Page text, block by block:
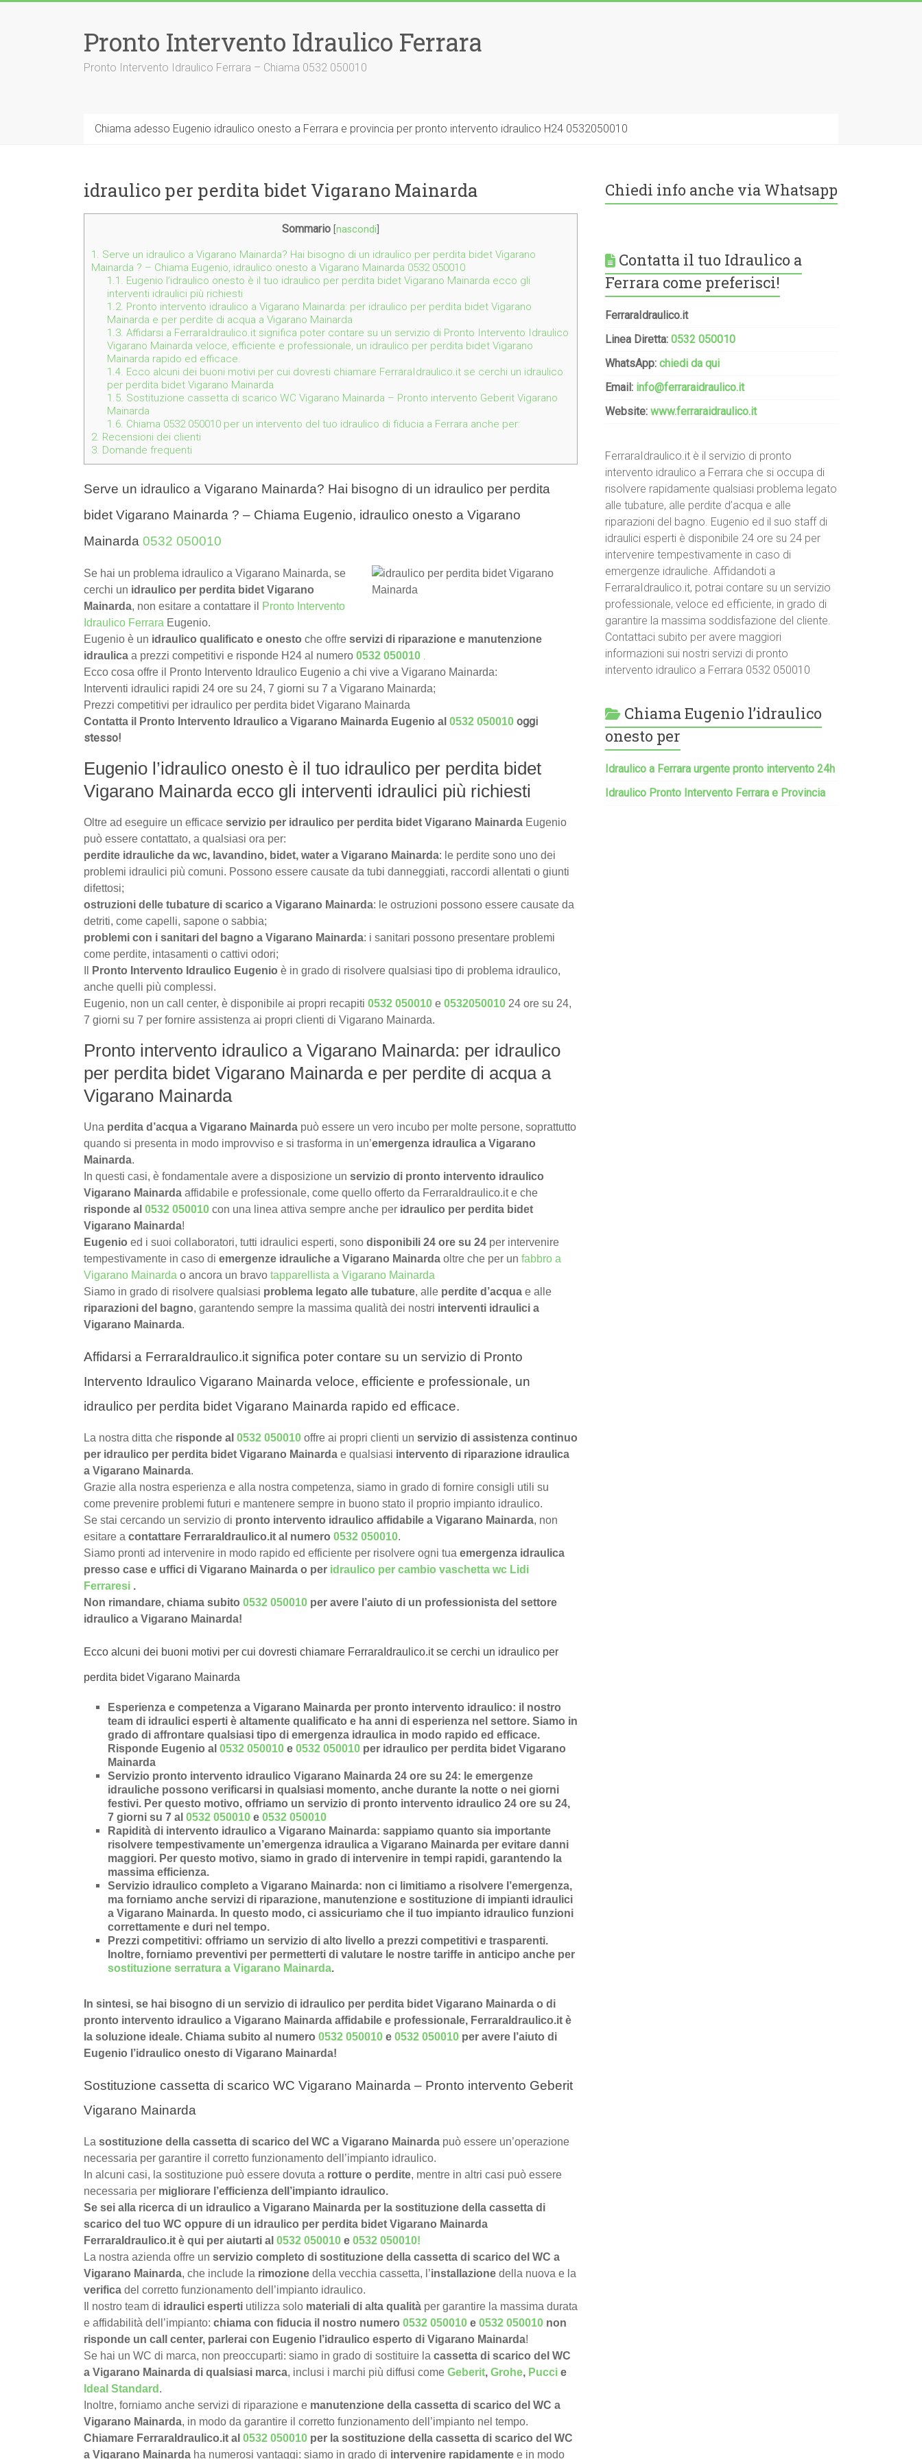
Pronto Intervento Idraulico Ferrara
Pronto Intervento Idraulico Ferrara – Chiama 0532 050010
Chiama adesso Eugenio idraulico onesto a Ferrara e provincia per pronto intervento idraulico H24 0532050010
idraulico per perdita bidet Vigarano Mainarda
Sommario nascondi
1. Serve un idraulico a Vigarano Mainarda? Hai bisogno di un idraulico per perdita bidet Vigarano
Mainarda ? – Chiama Eugenio, idraulico onesto a Vigarano Mainarda 0532 050010
1.1. Eugenio l’idraulico onesto è il tuo idraulico per perdita bidet Vigarano Mainarda ecco gli
interventi idraulici più richiesti
1.2. Pronto intervento idraulico a Vigarano Mainarda: per idraulico per perdita bidet Vigarano
Mainarda e per perdite di acqua a Vigarano Mainarda
1.3. Affidarsi a FerraraIdraulico.it significa poter contare su un servizio di Pronto Intervento Idraulico
Vigarano Mainarda veloce, efficiente e professionale, un idraulico per perdita bidet Vigarano
Mainarda rapido ed efficace.
1.4. Ecco alcuni dei buoni motivi per cui dovresti chiamare FerraraIdraulico.it se cerchi un idraulico
per perdita bidet Vigarano Mainarda
1.5. Sostituzione cassetta di scarico WC Vigarano Mainarda – Pronto intervento Geberit Vigarano
Mainarda
1.6. Chiama 0532 050010 per un intervento del tuo idraulico di fiducia a Ferrara anche per:
2. Recensioni dei clienti
3. Domande frequenti
Serve un idraulico a Vigarano Mainarda? Hai bisogno di un idraulico per perdita
bidet Vigarano Mainarda ? – Chiama Eugenio, idraulico onesto a Vigarano
Mainarda 0532 050010
Se hai un problema idraulico a Vigarano Mainarda, se
cerchi un idraulico per perdita bidet Vigarano
Mainarda, non esitare a contattare il
Pronto Intervento
Idraulico Ferrara Eugenio.
Eugenio è un idraulico qualificato e onesto che offre servizi di riparazione e manutenzione
idraulica a prezzi competitivi e risponde H24 al numero 0532 050010 .
Ecco cosa offre il Pronto Intervento Idraulico Eugenio a chi vive a Vigarano Mainarda:
Interventi idraulici rapidi 24 ore su 24, 7 giorni su 7 a Vigarano Mainarda;
Prezzi competitivi per idraulico per perdita bidet Vigarano Mainarda
Contatta il Pronto Intervento Idraulico a Vigarano Mainarda Eugenio al 0532 050010 oggi
stesso!
Eugenio l’idraulico onesto è il tuo idraulico per perdita bidet
Vigarano Mainarda ecco gli interventi idraulici più richiesti
Oltre ad eseguire un efficace servizio per idraulico per perdita bidet Vigarano Mainarda Eugenio
può essere contattato, a qualsiasi ora per:
perdite idrauliche da wc, lavandino, bidet, water a Vigarano Mainarda: le perdite sono uno dei
problemi idraulici più comuni. Possono essere causate da tubi danneggiati, raccordi allentati o giunti
difettosi;
ostruzioni delle tubature di scarico a Vigarano Mainarda: le ostruzioni possono essere causate da
detriti, come capelli, sapone o sabbia;
problemi con i sanitari del bagno a Vigarano Mainarda: i sanitari possono presentare problemi
come perdite, intasamenti o cattivi odori;
Pronto Intervento Idraulico Eugenio è in grado di risolvere qualsiasi tipo di problema idraulico,
anche quelli più complessi.
Eugenio, non un call center, è disponibile ai propri recapiti 0532 050010 e 0532050010 24 ore su 24,
7 giorni su 7 per fornire assistenza ai propri clienti di Vigarano Mainarda.
Pronto intervento idraulico a Vigarano Mainarda: per idraulico
per perdita bidet Vigarano Mainarda e per perdite di acqua a
Vigarano Mainarda
Una perdita d’acqua a Vigarano Mainarda può essere un vero incubo per molte persone, soprattutto
quando si presenta in modo improvviso e si trasforma in un’emergenza idraulica a Vigarano
Mainarda.
In questi casi, è fondamentale avere a disposizione un servizio di pronto intervento idraulico
Vigarano Mainarda affidabile e professionale, come quello offerto da FerraraIdraulico.it e che
risponde al 0532 050010 con una linea attiva sempre anche per idraulico per perdita bidet
Vigarano Mainarda!
Eugenio ed i suoi collaboratori, tutti idraulici esperti, sono disponibili 24 ore su 24 per intervenire
tempestivamente in caso di emergenze idrauliche a Vigarano Mainarda oltre che per un fabbro a
Vigarano Mainarda o ancora un bravo tapparellista a Vigarano Mainarda
Siamo in grado di risolvere qualsiasi problema legato alle tubature, alle perdite d’acqua e alle
riparazioni del bagno, garantendo sempre la massima qualità dei nostri interventi idraulici a
Vigarano Mainarda.
Affidarsi a FerraraIdraulico.it significa poter contare su un servizio di Pronto
Intervento Idraulico Vigarano Mainarda veloce, efficiente e professionale, un
idraulico per perdita bidet Vigarano Mainarda rapido ed efficace.
La nostra ditta che risponde al 0532 050010 offre ai propri clienti un servizio di assistenza continuo
per idraulico per perdita bidet Vigarano Mainarda e qualsiasi intervento di riparazione idraulica
a Vigarano Mainarda.
Grazie alla nostra esperienza e alla nostra competenza, siamo in grado di fornire consigli utili su
come prevenire problemi futuri e mantenere sempre in buono stato il proprio impianto idraulico.
Se stai cercando un servizio di pronto intervento idraulico affidabile a Vigarano Mainarda, non
esitare a contattare FerraraIdraulico.it al numero 0532 050010.
Siamo pronti ad intervenire in modo rapido ed efficiente per risolvere ogni tua emergenza idraulica
presso case e uffici di Vigarano Mainarda o per idraulico per cambio vaschetta wc Lidi
Ferraresi .
Non rimandare, chiama subito 0532 050010 per avere l’aiuto di un professionista del settore
idraulico a Vigarano Mainarda!
Ecco alcuni dei buoni motivi per cui dovresti chiamare FerraraIdraulico.it se cerchi un idraulico per
perdita bidet Vigarano Mainarda
Esperienza e competenza a Vigarano Mainarda per pronto intervento idraulico: il nostro
team di idraulici esperti è altamente qualificato e ha anni di esperienza nel settore. Siamo in
grado di affrontare qualsiasi tipo di emergenza idraulica in modo rapido ed efficace.
Risponde Eugenio al 0532 050010 e 0532 050010 per idraulico per perdita bidet Vigarano
Mainarda
Servizio pronto intervento idraulico Vigarano Mainarda 24 ore su 24: le emergenze
idrauliche possono verificarsi in qualsiasi momento, anche durante la notte o nei giorni
festivi. Per questo motivo, offriamo un servizio di pronto intervento idraulico 24 ore su 24,
7 giorni su 7 al 0532 050010 e 0532 050010
Rapidità di intervento idraulico a Vigarano Mainarda: sappiamo quanto sia importante
risolvere tempestivamente un’emergenza idraulica a Vigarano Mainarda per evitare danni
maggiori. Per questo motivo, siamo in grado di intervenire in tempi rapidi, garantendo la
massima efficienza.
Servizio idraulico completo a Vigarano Mainarda: non ci limitiamo a risolvere l’emergenza,
ma forniamo anche servizi di riparazione, manutenzione e sostituzione di impianti idraulici
a Vigarano Mainarda. In questo modo, ci assicuriamo che il tuo impianto idraulico funzioni
correttamente e duri nel tempo.
Prezzi competitivi: offriamo un servizio di alto livello a prezzi competitivi e trasparenti.
Inoltre, forniamo preventivi per permetterti di valutare le nostre tariffe in anticipo anche per
sostituzione serratura a Vigarano Mainarda.
In sintesi, se hai bisogno di un servizio di idraulico per perdita bidet Vigarano Mainarda o di
pronto intervento idraulico a Vigarano Mainarda affidabile e professionale, FerraraIdraulico.it è
la soluzione ideale. Chiama subito al numero 0532 050010 e 0532 050010 per avere l’aiuto di
Eugenio l’idraulico onesto di Vigarano Mainarda!
Sostituzione cassetta di scarico WC Vigarano Mainarda – Pronto intervento Geberit
Vigarano Mainarda
La sostituzione della cassetta di scarico del WC a Vigarano Mainarda può essere un’operazione
necessaria per garantire il corretto funzionamento dell’impianto idraulico.
In alcuni casi, la sostituzione può essere dovuta a rotture o perdite, mentre in altri casi può essere
necessaria per migliorare l’efficienza dell’impianto idraulico.
Se sei alla ricerca di un idraulico a Vigarano Mainarda per la sostituzione della cassetta di
scarico del tuo WC oppure di un idraulico per perdita bidet Vigarano Mainarda
FerraraIdraulico.it è qui per aiutarti al 0532 050010 e 0532 050010!
La nostra azienda offre un servizio completo di sostituzione della cassetta di scarico del WC a
Vigarano Mainarda, che include la rimozione della vecchia cassetta, l’installazione della nuova e la
verifica del corretto funzionamento dell’impianto idraulico.
Il nostro team di idraulici esperti utilizza solo materiali di alta qualità per garantire la massima durata
e affidabilità dell’impianto: chiama con fiducia il nostro numero 0532 050010 e 0532 050010 non
risponde un call center, parlerai con Eugenio l’idraulico esperto di Vigarano Mainarda!
Se hai un WC di marca, non preoccuparti: siamo in grado di sostituire la cassetta di scarico del WC
a Vigarano Mainarda di qualsiasi marca, inclusi i marchi più diffusi come Geberit, Grohe, Pucci e
Ideal Standard .
Inoltre, forniamo anche servizi di riparazione e manutenzione della cassetta di scarico del WC a
Vigarano Mainarda, in modo da garantire il corretto funzionamento dell’impianto nel tempo.
Chiamare FerraraIdraulico.it al 0532 050010 per la sostituzione della cassetta di scarico del WC
a Vigarano Mainarda ha numerosi vantaggi: siamo in grado di intervenire rapidamente e in modo
Chiedi info anche via Whatsapp
Contatta il tuo Idraulico a
Ferrara come preferisci!
FerraraIdraulico.it
Linea Diretta:0532 050010
WhatsApp:chiedi da qui
Email: info@ferraraidraulico.it
Website:www.ferraraidraulico.it
FerraraIdraulico.it è il servizio di pronto
intervento idraulico a Ferrara che si occupa di
risolvere rapidamente qualsiasi problema legato
alle tubature, alle perdite d’acqua e alle
riparazioni del bagno. Eugenio ed il suo staff di
idraulici esperti è disponibile 24 ore su 24 per
intervenire tempestivamente in caso di
emergenze idrauliche. Affidandoti a
FerraraIdraulico.it, potrai contare su un servizio
professionale, veloce ed efficiente, in grado di
garantire la massima soddisfazione del cliente.
Contattaci subito per avere maggiori
informazioni sui nostri servizi di pronto
intervento idraulico a Ferrara 0532 050010
Chiama Eugenio l’idraulico
onesto per
Idraulico a Ferrara urgente pronto intervento 24h
Idraulico Pronto Intervento Ferrara e Provincia